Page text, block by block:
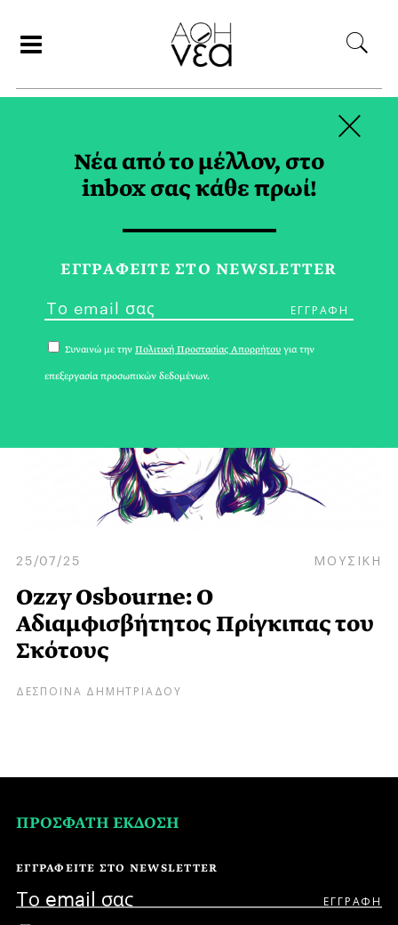
«BACK TO THE
BEGINNING» TAG
25/07/25 ΜΟΥΣΙΚΗ
Ozzy Osbourne: Ο
Αδιαμφισβήτητος Πρίγκιπας του
Σκότους
ΔΕΣΠΟΙΝΑ ΔΗΜΗΤΡΙΑΔΟΥ
ΠΡΟΣΦΑΤΗ ΕΚΔΟΣΗ
ΕΓΓΡΑΦΕΙΤΕ ΣΤΟ NEWSLETTER
Νέα από το μέλλον, στο
inbox σας κάθε πρωί!
ΕΓΓPΑΦΕΙΤΕ ΣΤΟ NEWSLETTER
Συναινώ με την Πολιτική Προστασίας Απορρήτου για την
επεξεργασία προσωπικών δεδομένων.
×